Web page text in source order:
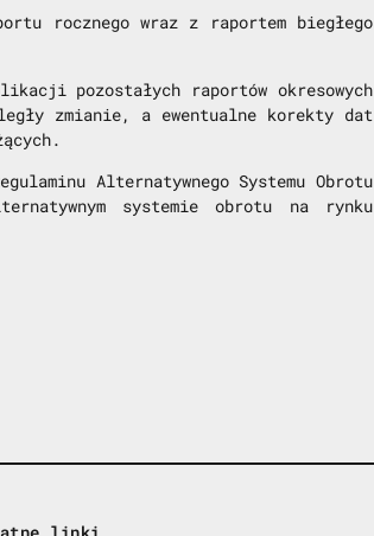
rocznego wraz z raportem biegłego
pozostałych raportów okresowych
zmianie, a ewentualne korekty dat
Alternatywnego Systemu Obrotu
systemie obrotu na rynku